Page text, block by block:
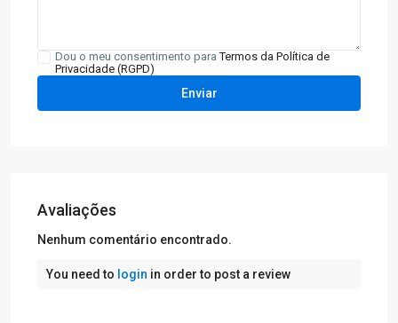
Dou o meu consentimento paraTermos da Política de
Privacidade (RGPD)
Avaliações
Nenhum comentário encontrado.
You need to login in order to post a review